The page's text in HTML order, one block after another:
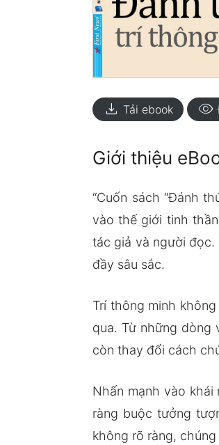
download Tải ebook visibility
Giới thiệu
“Cuốn sách “Đánh
vào thế giới tinh
tác giả và người đọc.
đầy sâu sắc.
Trí thông minh
qua. Từ những dòng
còn thay đổi cách
Nhấn mạnh vào
ràng buộc tưởng
không rõ ràng,